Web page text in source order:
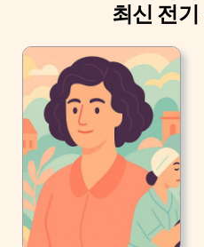
최신 전